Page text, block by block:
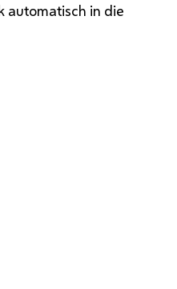
automatisch in die